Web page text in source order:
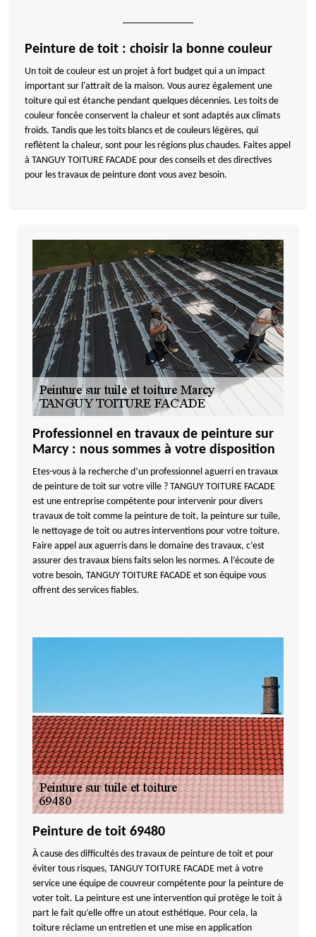
Peinture de toit : choisir la bonne couleur
Un toit de couleur est un projet à fort budget qui a un impact
important sur l'attrait de la maison. Vous aurez également une
toiture qui est étanche pendant quelques décennies. Les toits de
couleur foncée conservent la chaleur et sont adaptés aux climats
froids. Tandis que les toits blancs et de couleurs légères, qui
reflètent la chaleur, sont pour les régions plus chaudes. Faites appel
à TANGUY TOITURE FACADE pour des conseils et des directives
pour les travaux de peinture dont vous avez besoin.
Professionnel en travaux de peinture sur
Marcy : nous sommes à votre disposition
Etes-vous à la recherche d’un professionnel aguerri en travaux
de peinture de toit sur votre ville ? TANGUY TOITURE FACADE
est une entreprise compétente pour intervenir pour divers
travaux de toit comme la peinture de toit, la peinture sur tuile,
le nettoyage de toit ou autres interventions pour votre toiture.
Faire appel aux aguerris dans le domaine des travaux, c’est
assurer des travaux biens faits selon les normes. A l’écoute de
votre besoin, TANGUY TOITURE FACADE et son équipe vous
offrent des services fiables.
Peinture de toit 69480
À cause des difficultés des travaux de peinture de toit et pour
éviter tous risques, TANGUY TOITURE FACADE met à votre
service une équipe de couvreur compétente pour la peinture de
voter toit. La peinture est une intervention qui protège le toit à
part le fait qu’elle offre un atout esthétique. Pour cela, la
toiture réclame un entretien et une mise en application